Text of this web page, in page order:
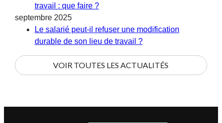
travail : que faire ?
septembre 2025
Le salarié peut-il refuser une modification
durable de son lieu de travail ?
VOIR TOUTES LES ACTUALITÉS